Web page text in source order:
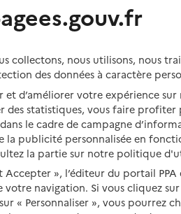
Bénéficier d'aide à domicile
Aides financières
Solutions d'accueil temporaire
Partager son logement
Vivre à domicile avec une
Être hospitalisé
collectons, nous utilisons, nous
des données à caractère
et d’améliorer votre expérience
des statistiques, vous faire
le cadre de campagne
la publicité personnalisée en
la partie sur notre politique
Accepter », l’éditeur du portail
navigation. Si vous cliquez
« Personnaliser », vous pourrez